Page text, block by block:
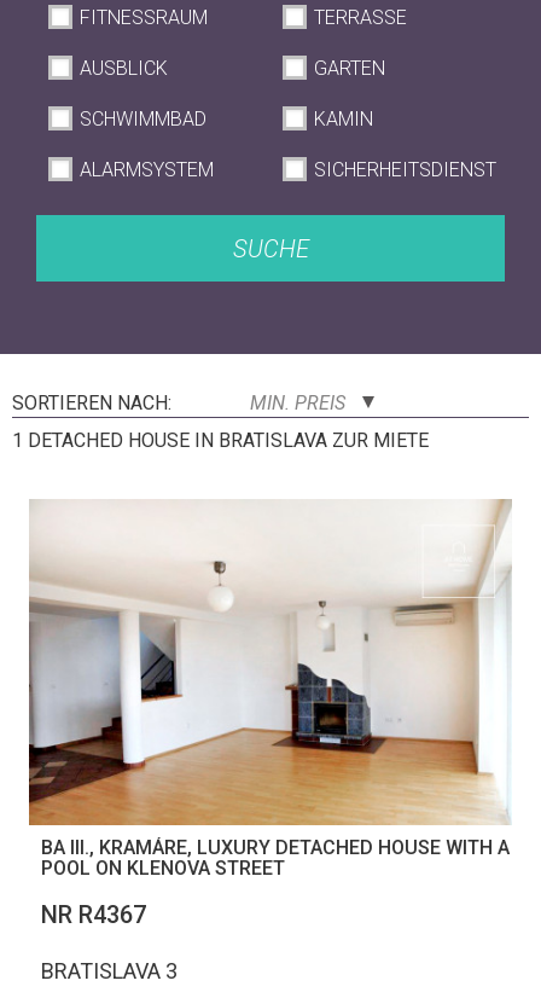
FITNESSRAUM TERRASSE
AUSBLICK GARTEN
SCHWIMMBAD KAMIN
ALARMSYSTEM SICHERHEITSDIENST
SUCHE
SORTIEREN NACH:
MIN. PREIS
1 DETACHED HOUSE IN BRATISLAVA ZUR MIETE
BA III., KRAMÁRE, LUXURY DETACHED HOUSE WITH A
POOL ON KLENOVA STREET
NR R4367
BRATISLAVA 3